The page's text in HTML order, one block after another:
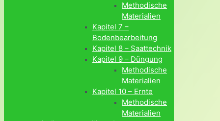
Methodische
Materialien
Kapitel 7 –
Bodenbearbeitung
Kapitel 8 – Saattechnik
Kapitel 9 – Düngung
Methodische
Materialien
Kapitel 10 – Ernte
Methodische
Materialien